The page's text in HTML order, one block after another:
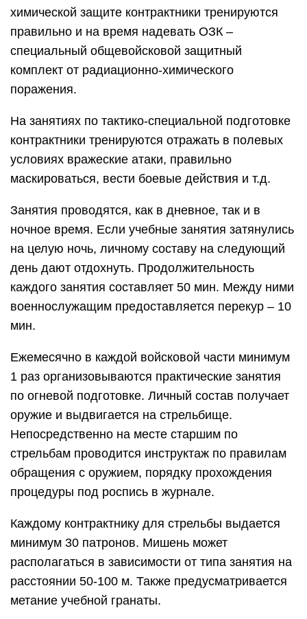
химической защите контрактники тренируются
правильно и на время надевать ОЗК –
специальный общевойсковой защитный
комплект от радиационно-химического
поражения.
На занятиях по тактико-специальной подготовке
контрактники тренируются отражать в полевых
условиях вражеские атаки, правильно
маскироваться, вести боевые действия и т.д.
Занятия проводятся, как в дневное, так и в
ночное время. Если учебные занятия затянулись
на целую ночь, личному составу на следующий
день дают отдохнуть. Продолжительность
каждого занятия составляет 50 мин. Между ними
военнослужащим предоставляется перекур – 10
мин.
Ежемесячно в каждой войсковой части минимум
1 раз организовываются практические занятия
по огневой подготовке. Личный состав получает
оружие и выдвигается на стрельбище.
Непосредственно на месте старшим по
стрельбам проводится инструктаж по правилам
обращения с оружием, порядку прохождения
процедуры под роспись в журнале.
Каждому контрактнику для стрельбы выдается
минимум 30 патронов. Мишень может
располагаться в зависимости от типа занятия на
расстоянии 50-100 м. Также предусматривается
метание учебной гранаты.